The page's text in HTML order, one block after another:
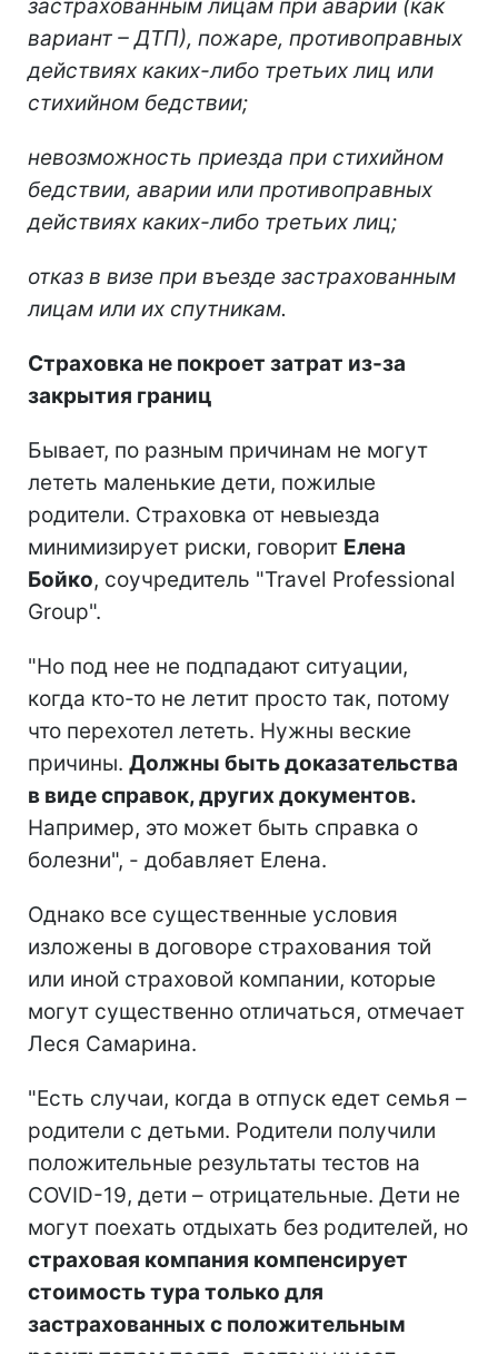
застрахованным лицам при аварии (как
вариант – ДТП), пожаре, противоправных
действиях каких-либо третьих лиц или
стихийном бедствии;
невозможность приезда при стихийном
бедствии, аварии или противоправных
действиях каких-либо третьих лиц;
отказ в визе при въезде застрахованным
лицам или их спутникам.
Страховка не покроет затрат из-за
закрытия границ
Бывает, по разным причинам не могут
лететь маленькие дети, пожилые
родители. Страховка от невыезда
минимизирует риски, говорит Елена
Бойко, соучредитель "Travel Professional
Group".
"Но под нее не подпадают ситуации,
когда кто-то не летит просто так, потому
что перехотел лететь. Нужны веские
причины. Должны быть доказательства
в виде справок, других документов.
Например, это может быть справка о
болезни", - добавляет Елена.
Однако все существенные условия
изложены в договоре страхования той
или иной страховой компании, которые
могут существенно отличаться, отмечает
Леся Самарина.
"Есть случаи, когда в отпуск едет семья –
родители с детьми. Родители получили
положительные результаты тестов на
COVID-19, дети – отрицательные. Дети не
могут поехать отдыхать без родителей, но
страховая компания компенсирует
стоимость тура только для
застрахованных с положительным